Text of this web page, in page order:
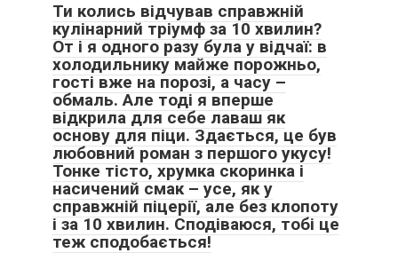
Ти колись відчував справжній
кулінарний тріумф за 10 хвилин?
От і я одного разу була у відчаї: в
холодильнику майже порожньо,
гості вже на порозі, а часу –
обмаль. Але тоді я вперше
відкрила для себе лаваш як
основу для піци. Здається, це був
любовний роман з першого укусу!
Тонке тісто, хрумка скоринка і
насичений смак – усе, як у
справжній піцерії, але без клопоту
і за 10 хвилин. Сподіваюся, тобі це
теж сподобається!